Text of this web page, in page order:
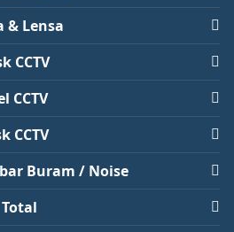
& Lensa
CCTV
CCTV
CCTV
Buram / Noise